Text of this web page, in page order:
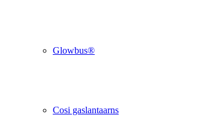
Glowbus®
Cosi gaslantaarns